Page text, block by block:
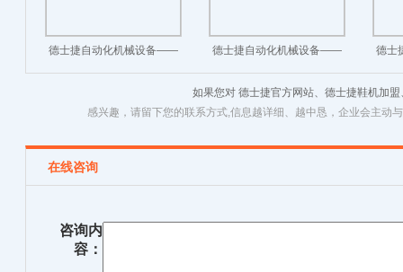
德士捷自动化机械设备——
结帮机
德士捷自动化机械设备——
压底机
德士
如果您对 德士捷官方网站、德士捷鞋机加
感兴趣，请留下您的联系方式,信息越详细、越中恳，企业会主动
在线咨询
咨询内
容：